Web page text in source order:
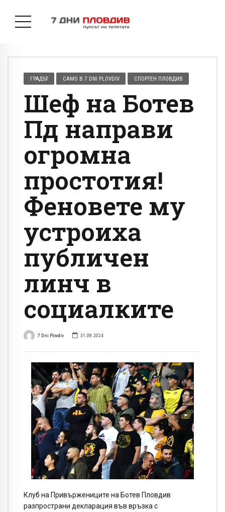
ГРАДЪТ САМО В 7 DNI PLOVDIV СПОРТЕН ПЛОВДИВ
Шеф на Ботев
Пд направи
огромна
простотия!
Феновете му
устроиха
публичен
линч в
социалките
7 Dni Plovdiv 31.08.2024
Клуб на Привържениците на Ботев Пловдив
разпространи декларация във връзка с